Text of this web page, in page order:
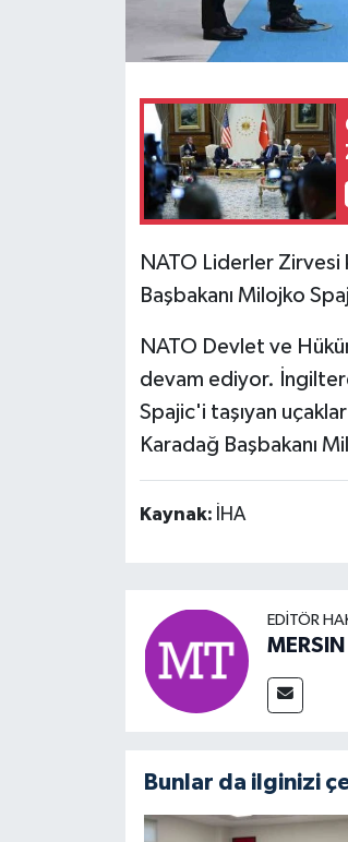
NATO Liderler Zirvesi
Başbakanı Milojko
NATO Devlet ve
devam ediyor.
Spajic'i taşıyan
Karadağ Başbakanı
Kaynak: İHA
EDITÖR
Bunlar da ilginizi